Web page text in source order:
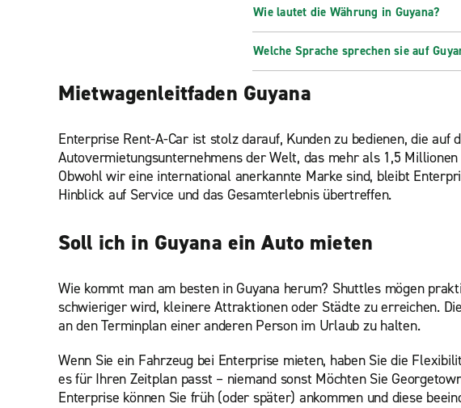
Wie lautet die Währung in Guyana?
Welche Sprache sprechen sie auf
Mietwagenleitfaden Guyana
Enterprise Rent-A-Car ist stolz darauf, Kunden zu bedienen, die
Autovermietungsunternehmens der Welt, das mehr als 1,5
Obwohl wir eine international anerkannte Marke sind, bleibt
Hinblick auf Service und das Gesamterlebnis übertreffen.
Soll ich in Guyana ein Auto mieten
Wie kommt man am besten in Guyana herum? Shuttles mögen
schwieriger wird, kleinere Attraktionen oder Städte zu erreichen.
an den Terminplan einer anderen Person im Urlaub zu halten.
Wenn Sie ein Fahrzeug bei Enterprise mieten, haben Sie die
es für Ihren Zeitplan passt – niemand sonst Möchten Sie
Enterprise können Sie früh (oder später) ankommen und diese